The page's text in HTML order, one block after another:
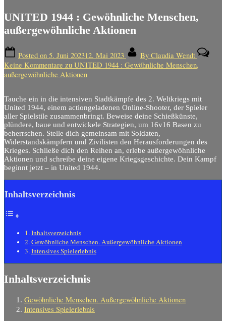
UNITED 1944 : Gewöhnliche Menschen,
außergewöhnliche Aktionen
Posted on 5. Juni 202312. Mai 2023 By Claudia Wendt
Keine Kommentare zu UNITED 1944 : Gewöhnliche Menschen,
außergewöhnliche Aktionen
Tauche ein in die intensiven Stadtkämpfe des 2. Weltkriegs mit
United 1944, einem actiongeladenen Online-Shooter, der Spieler
aller Spielstile zusammenbringt. Beweise deine Schießkünste,
plündere, baue und entwickele Strategien, um 16v16 Basen zu
beherrschen. Stelle dich gemeinsam mit Soldaten,
Widerstandskämpfern und Zivilisten den Herausforderungen des
Krieges. Schließe dich den Reihen an, erlebe außergewöhnliche
Aktionen und schreibe deine eigene Kriegsgeschichte. Dein Kampf
beginnt jetzt – in United 1944.
Inhaltsverzeichnis
Inhaltsverzeichnis
Gewöhnliche Menschen. Außergewöhnliche Aktionen
Intensives Spielerlebnis
Inhaltsverzeichnis
Gewöhnliche Menschen. Außergewöhnliche Aktionen
Intensives Spielerlebnis